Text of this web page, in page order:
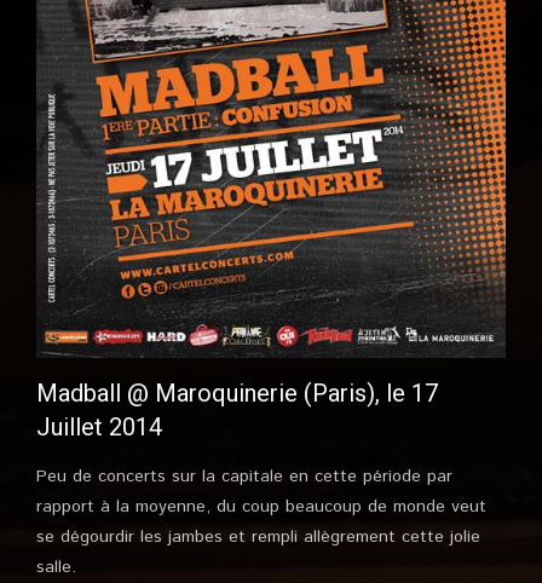
Madball @ Maroquinerie (Paris), le 17
Juillet 2014
Peu de concerts sur la capitale en cette période par
rapport à la moyenne, du coup beaucoup de monde veut
se dégourdir les jambes et rempli allègrement cette jolie
salle.